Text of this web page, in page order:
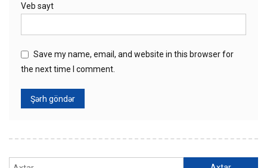
Veb sayt
Save my name, email, and website in this browser for
the next time I comment.